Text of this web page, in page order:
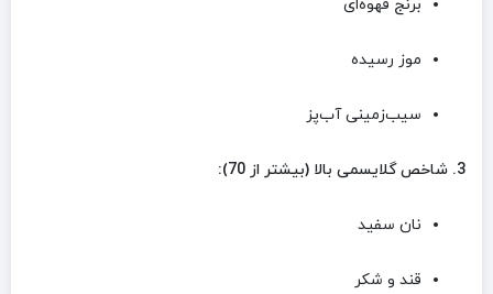
برنج قهوه‌ای
موز رسیده
سیب‌زمینی آب‌پز
3. شاخص گلایسمی بالا (بیشتر از 70):
نان سفید
قند و شکر